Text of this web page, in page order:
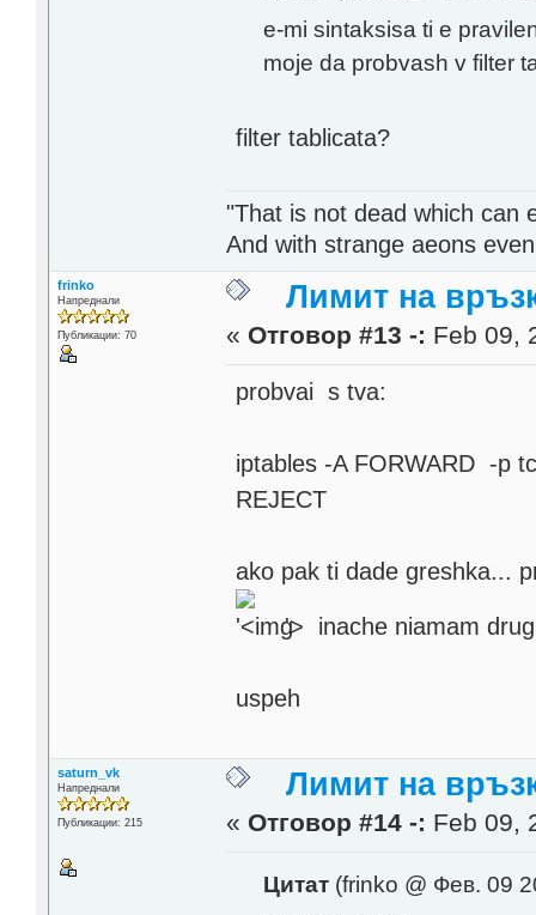
e-mi sintaksisa ti e
moje da probvash v filter
filter tablicata?
"That is not dead which can
And with strange aeons
frinko
Напреднали
Публикации: 70
Лимит на
« Отговор #13 -: Feb 09,
probvai s tva:
iptables -A FORWARD -p
REJECT
ako pak ti dade greshka...
'> inache niamam
uspeh
saturn_vk
Напреднали
Публикации: 215
Лимит на
« Отговор #14 -: Feb 09,
Цитат(frinko @ Фев. 09